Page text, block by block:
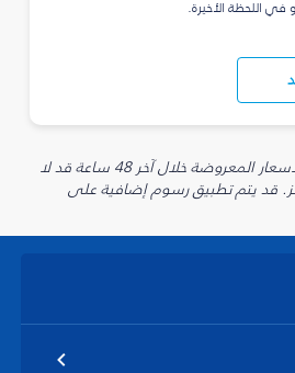
في اللحظة الأخيرة.
* تم الحصول على جميع الأسعار المعروضة خلال آخر 48 ساعة قد لا
قد يتم تطبيق رسوم إضافية على